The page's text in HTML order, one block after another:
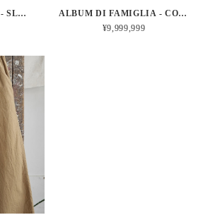
ALBUM DI FAMIGLIA - SLEEVELESS BIG BLAZER CC (BLACK)
ALBUM DI FAMIGLIA - COLLAR SHIRT TC (CORAL)
¥9,999,999